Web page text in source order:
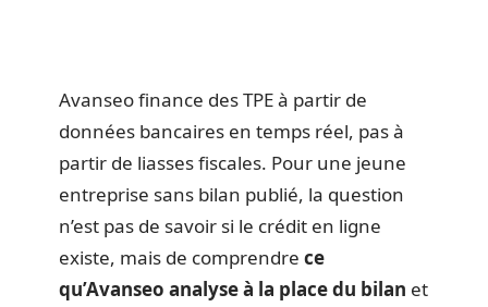
Avanseo finance des TPE à partir de
données bancaires en temps réel, pas à
partir de liasses fiscales. Pour une jeune
entreprise sans bilan publié, la question
n’est pas de savoir si le crédit en ligne
existe, mais de comprendre ce
qu’Avanseo analyse à la place du bilan et